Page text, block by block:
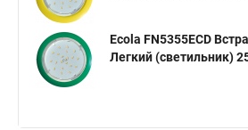
Ecola FN5355ECD
Легкий (светильник)